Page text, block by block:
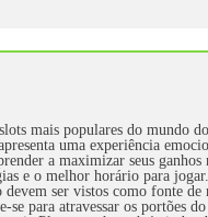
mais populares do mundo
uma experiência
a maximizar seus
e o melhor horário para
ser vistos como fonte de
se para atravessar os portões